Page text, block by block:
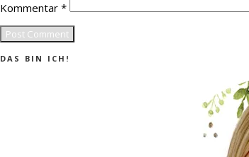
Kommentar *
DAS BIN ICH!